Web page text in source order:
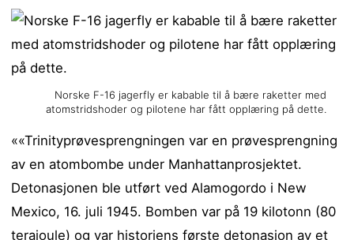
Norske F-16 jagerfly er kabable til å bære raketter med
atomstridshoder og pilotene har fått opplæring på dette.
««Trinityprøvesprengningen var en prøvesprengning
av en atombombe under Manhattanprosjektet.
Detonasjonen ble utført ved Alamogordo i New
Mexico, 16. juli 1945. Bomben var på 19 kilotonn (80
terajoule) og var historiens første detonasjon av et